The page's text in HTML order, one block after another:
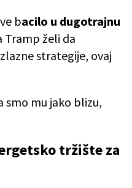
bacilo u dugotrajnu
Tramp želi da
strategije, ovaj
smo mu jako blizu,
tržište za